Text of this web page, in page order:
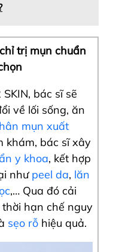
trị mụn chuẩn
bác sĩ sẽ
về lối sống, ăn
mụn xuất
khám, bác sĩ xây
y khoa, kết hợp
như peel da, lăn
,… Qua đó cải
hạn chế nguy
sẹo rỗ hiệu quả.